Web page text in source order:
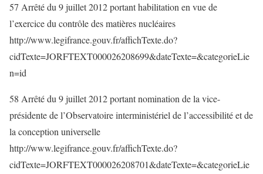
57 Arrêté du 9 juillet 2012 portant habilitation en vue de
l’exercice du contrôle des matières nucléaires
http://www.legifrance.gouv.fr/affichTexte.do?
cidTexte=JORFTEXT000026208699&dateTexte=&categorieLie
n=id
58 Arrêté du 9 juillet 2012 portant nomination de la vice-
présidente de l’Observatoire interministériel de l’accessibilité et de
la conception universelle
http://www.legifrance.gouv.fr/affichTexte.do?
cidTexte=JORFTEXT000026208701&dateTexte=&categorieLie